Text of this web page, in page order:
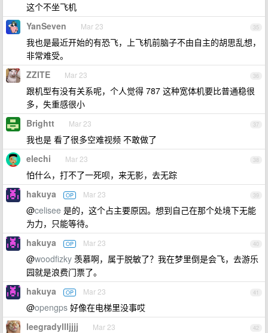
这个不坐飞机
35
YanSeven Mar 23
我也是最近开始的有恐飞，上飞机前脑子不由自主的胡思乱想，
非常难受。
36
ZZITE Mar 23
跟机型有没有关系呢，个人觉得 787 这种宽体机要比普通稳很
多，失重感很小
37
Brightt Mar 23
我也是 看了很多空难视频 不敢做了
38
elechi Mar 23
怕什么，打不了一死呗，来无影，去无踪
39
hakuya OP Mar 23
@celisee 是的，这个占主要原因。想到自己在那个处境下无能
为力，只能等待。
40
hakuya OP Mar 23
@woodfizky 羡慕啊，属于脱敏了？我在梦里倒是会飞，去游乐
园就是浪费门票了。
41
hakuya OP Mar 23
@opengps 好像在电梯里没事哎
42
leegradyllljjjj Mar 23